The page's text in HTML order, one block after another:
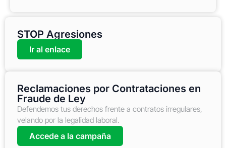
STOP Agresiones
Ir al enlace
Reclamaciones por Contrataciones en
Fraude de Ley
Defendemos tus derechos frente a contratos irregulares,
velando por la legalidad laboral.
Accede a la campaña